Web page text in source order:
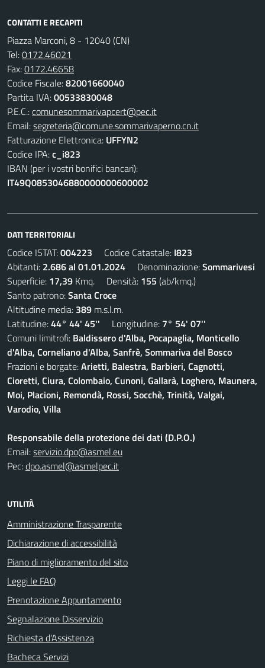
CONTATTI E RECAPITI
Piazza Marconi, 8 - 12040 (CN)
Tel:0172.46021
Fax:0172.46658
Codice Fiscale:82001660040
Partita IVA:00533830048
P.E.C.:comunesommarivapcert@pec.it
Email:segreteria@comune.sommarivaperno.cn.it
Fatturazione Elettronica: UFFYN2
Codice IPA:c_i823
IBAN (per i vostri bonifici bancari):
IT49Q0853046880000000600002
DATI TERRITORIALI
Codice ISTAT:004223 Codice Catastale: I823
Abitanti: 2.686 al 01.01.2024 Denominazione:Sommarivesi
Superficie: 17,39 Kmq. Densità: 155 (ab/kmq.)
Santo patrono:Santa Croce
Altitudine media: 389 m.s.l.m.
Latitudine:44° 44' 45'' Longitudine: 7° 54' 07''
Comuni limitrofi: Baldissero d'Alba, Pocapaglia, Monticello
d'Alba, Corneliano d'Alba, Sanfrè, Sommariva del Bosco
Frazioni e borgate:Arietti, Balestra, Barbieri, Cagnotti,
Cioretti, Ciura, Colombaio, Cunoni, Gallarà, Loghero, Maunera,
Moi, Placioni, Remondà, Rossi, Socchè, Trinità, Valgai,
Varodio, Villa
Responsabile della protezione dei dati (D.P.O.)
Email:servizio.dpo@asmel.eu
Pec:dpo.asmel@asmelpec.it
UTILITÀ
Amministrazione Trasparente
Dichiarazione di accessibilità
Piano di miglioramento del sito
Leggi le FAQ
Prenotazione Appuntamento
Segnalazione Disservizio
Richiesta d'Assistenza
Bacheca Servizi